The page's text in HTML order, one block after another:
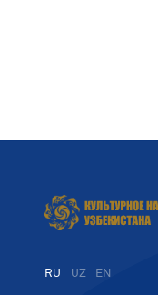
RU UZ EN